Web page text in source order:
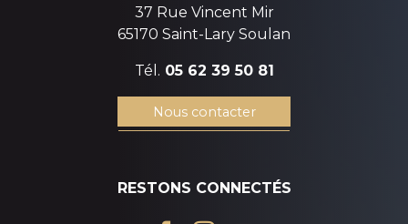
37 Rue Vincent Mir
65170 Saint-Lary Soulan
Tél. 05 62 39 50 81
Nous contacter
RESTONS CONNECTÉS